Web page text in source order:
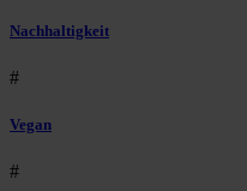
Nachhaltigkeit
#
Vegan
#